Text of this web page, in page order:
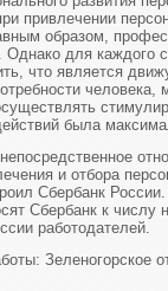
привлечении
образом,
Однако для каждого
что является
человека,
была
и отбора
Сбербанк
Сбербанк к числу
работодателей.
Зеленогорское